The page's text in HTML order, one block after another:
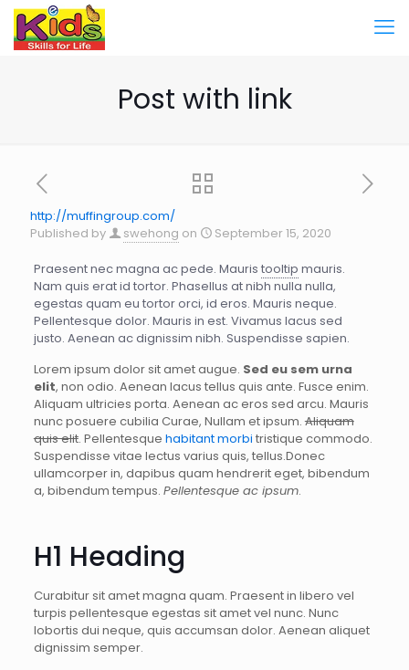
Post with link
http://muffingroup.com/
Published by
swehong on September 15, 2020
Praesent nec magna ac pede. Mauris tooltip mauris.
Nam quis erat id tortor. Phasellus at nibh nulla nulla,
egestas quam eu tortor orci, id eros. Mauris neque.
Pellentesque dolor. Mauris in est. Vivamus lacus sed
justo. Aenean ac dignissim nibh. Suspendisse sapien.
Lorem ipsum dolor sit amet augue. Sed eu sem urna
elit, non odio. Aenean lacus tellus quis ante. Fusce enim.
Aliquam ultricies porta. Aenean ac eros sed arcu. Mauris
nunc posuere cubilia Curae, Nullam et ipsum.Aliquam
quis elit. Pellentesque habitant morbi tristique commodo.
Suspendisse vitae lectus varius quis, tellus.Donec
ullamcorper in, dapibus quam hendrerit eget, bibendum
a, bibendum tempus. Pellentesque ac ipsum.
H1 Heading
Curabitur sit amet magna quam. Praesent in libero vel
turpis pellentesque egestas sit amet vel nunc. Nunc
lobortis dui neque, quis accumsan dolor. Aenean aliquet
dignissim semper.